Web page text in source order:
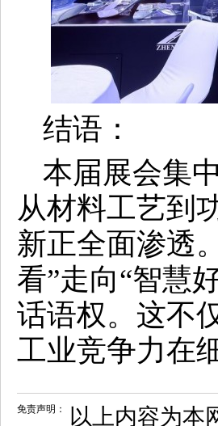
结语：
本届展会集
从材料工艺到
新正全面渗透
看”走向“智慧
话语权。这不
工业竞争力在
免责声明： 以上内容为本